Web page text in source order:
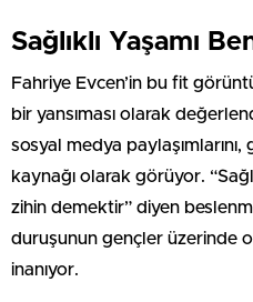
Sağlıklı Yaşamı
Fahriye Evcen’in bu fit
bir yansıması olarak
sosyal medya
kaynağı olarak görüyor.
zihin demektir” diyen
duruşunun gençler üzerinde
inanıyor.